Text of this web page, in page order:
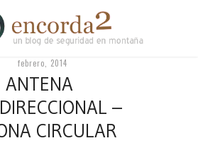
febrero, 2014
ANTENA
–
CIRCULAR